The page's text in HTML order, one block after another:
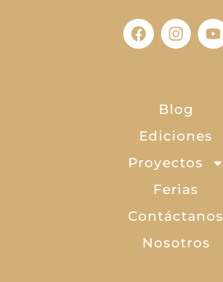
Blog
Ediciones
Proyectos
Ferias
Contáctanos
Nosotros